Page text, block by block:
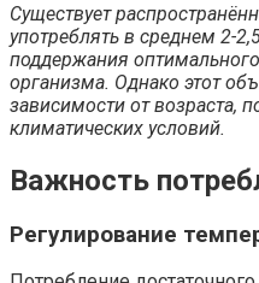
Существует
употреблять в среднем 2-
поддержания
организма. Однако этот
зависимости от возраста,
климатических условий.
Важность
Регулирование